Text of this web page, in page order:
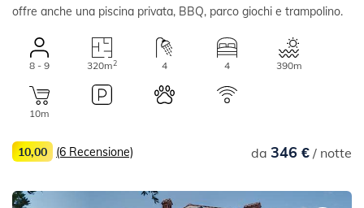
offre anche una piscina privata, BBQ, parco giochi e trampolino.
8 - 9 320m2 4 4 390m
10m
da 346 €/ notte
10,00 (6 Recensione)